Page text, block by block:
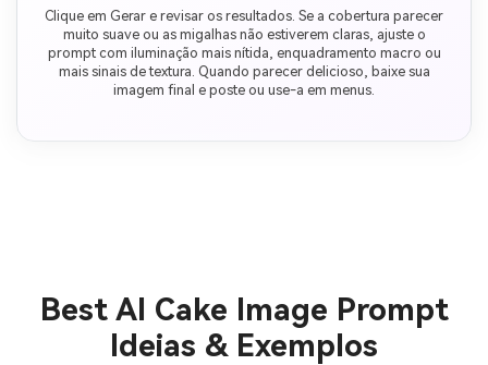
Clique em Gerar e revisar os resultados. Se a cobertura parecer
muito suave ou as migalhas não estiverem claras, ajuste o
prompt com iluminação mais nítida, enquadramento macro ou
mais sinais de textura. Quando parecer delicioso, baixe sua
imagem final e poste ou use-a em menus.
Best AI Cake Image Prompt
Ideias & Exemplos